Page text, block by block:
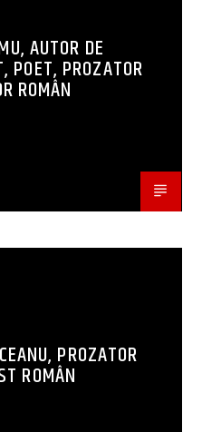
AUTOR DE
POET, PROZATOR
ROMÂN
PROZATOR
ROMÂN